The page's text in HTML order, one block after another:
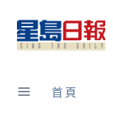
content
首頁